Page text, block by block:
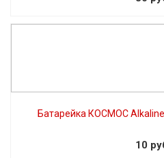
Батарейка КОСМОС
10